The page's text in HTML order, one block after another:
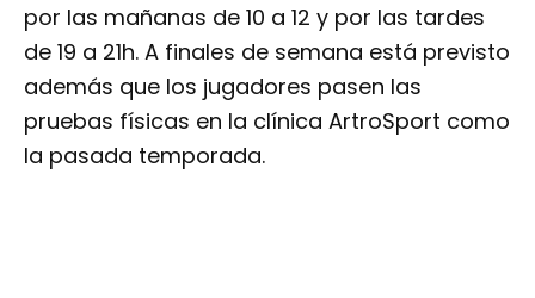
por las mañanas de 10 a 12 y por las tardes
de 19 a 21h. A finales de semana está previsto
además que los jugadores pasen las
pruebas físicas en la clínica ArtroSport como
la pasada temporada.